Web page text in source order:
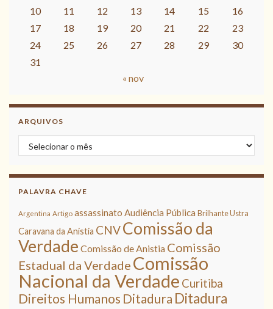
10
11 12 13 14 15
16
17
18 19 20 21 22
23
24
25 26 27 28 29
30
31
« nov
ARQUIVOS
Arquivos
PALAVRA CHAVE
Argentina Artigo assassinato Audiência Pública Brilhante Ustra
Caravana da Anistia CNVComissão da
Verdade Comissão de Anistia Comissão
Estadual da Verdade Comissão
Nacional da Verdade Curitiba
Direitos Humanos Ditadura Ditadura